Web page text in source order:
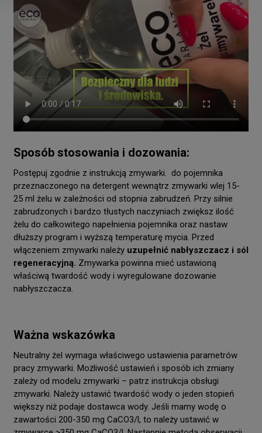
Sposób stosowania i dozowania:
Postępuj zgodnie z instrukcją zmywarki. do pojemnika
przeznaczonego na detergent wewnątrz zmywarki wlej 15-
25 ml żelu w zależności od stopnia zabrudzeń. Przy silnie
zabrudzonych i bardzo tłustych naczyniach zwiększ ilość
żelu do całkowitego napełnienia pojemnika oraz nastaw
dłuższy program i wyższą temperaturę mycia. Przed
włączeniem zmywarki należy uzupełnić nabłyszczacz i sól
regeneracyjną. Zmywarka powinna mieć ustawioną
właściwą twardość wody i wyregulowane dozowanie
nabłyszczacza.
Ważna wskazówka
Neutralny żel wymaga właściwego ustawienia parametrów
pracy zmywarki. Możliwość ustawień i sposób ich zmiany
zależy od modelu zmywarki – patrz instrukcja obsługi
zmywarki. Należy ustawić twardość wody o jeden stopień
większy niż podaje dostawca wody. Jeśli mamy wodę o
zawartości 200-350 mg CaCO3/l, to należy ustawić w